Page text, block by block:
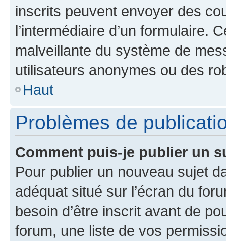
inscrits peuvent envoyer des
l’intermédiaire d’un formulaire.
malveillante du système de
utilisateurs anonymes ou des
Haut
Problèmes de
Comment puis-je publier un
Pour publier un nouveau sujet
adéquat situé sur l’écran du
besoin d’être inscrit avant de
forum, une liste de vos